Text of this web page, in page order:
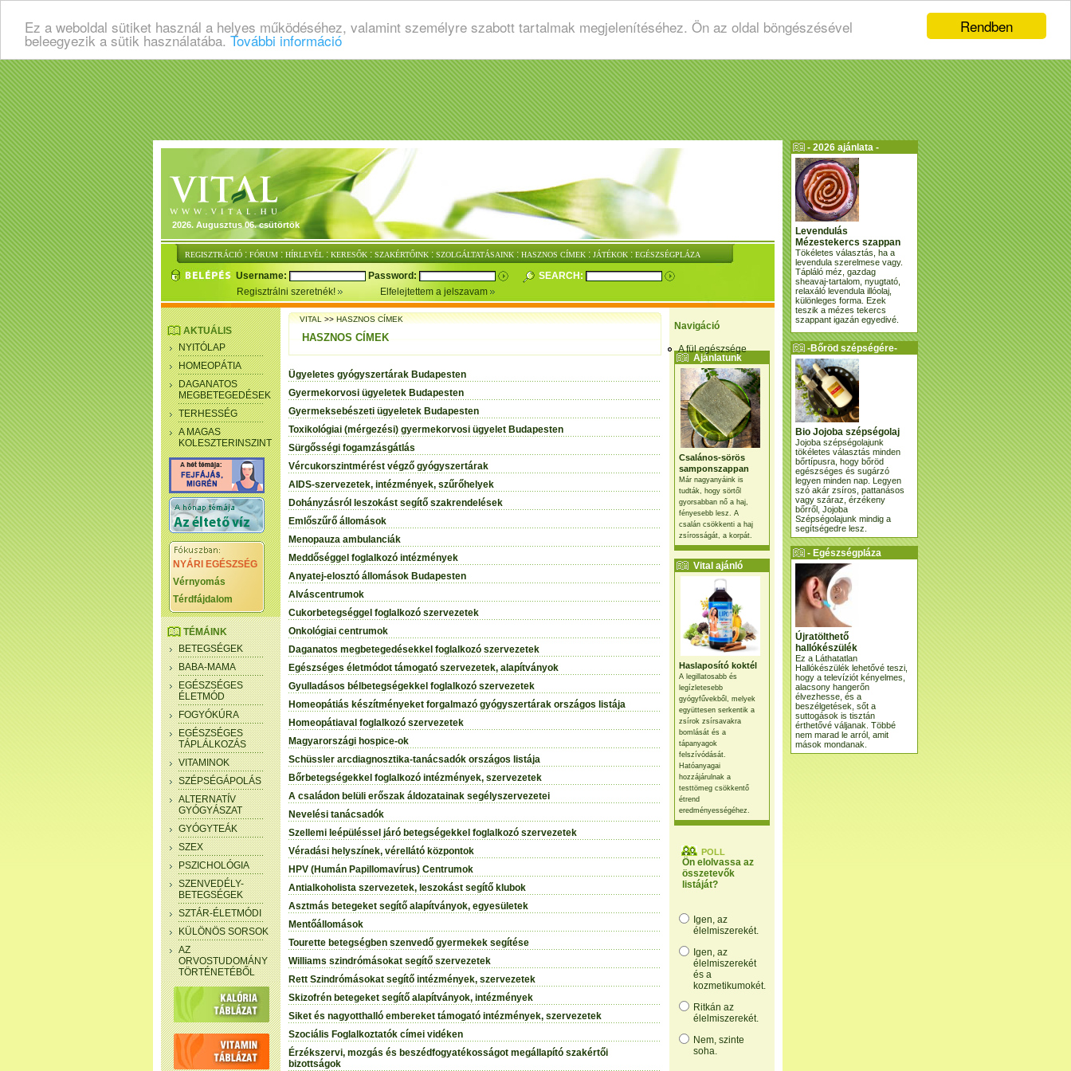
Rendben
Ez a weboldal sütiket használ a helyes működéséhez, valamint személyre szabott tartalmak megjelenítéséhez. Ön az oldal böngészésével
beleegyezik a sütik használatába. További információ
2026. Augusztus 06. csütörtök
REGISZTRÁCIÓ : FÓRUM : HÍRLEVÉL : KERESŐK : SZAKÉRTŐINK : SZOLGÁLTATÁSAINK : HASZNOS CÍMEK : JÁTÉKOK : EGÉSZSÉGPLÁZA
Username: Password:
SEARCH:
Regisztrálni szeretnék!
Elfelejtettem a jelszavam
Navigáció
A fül egészsége
Ajánlatunk
Csalános-sörös
samponszappan
Már nagyanyáink is
tudták, hogy sörtől
gyorsabban nő a haj,
fényesebb lesz. A
csalán csökkenti a haj
zsírosságát, a korpát.
Vital ajánló
Haslaposító koktél
A legillatosabb és
legízletesebb
gyógyfűvekből, melyek
együttesen serkentik a
zsírok zsírsavakra
bomlását és a
tápanyagok
felszívódását.
Hatóanyagai
hozzájárulnak a
testtömeg csökkentő
étrend
eredményességéhez.
POLL
Ön elolvassa az
összetevők
listáját?
Igen, az
élelmiszerekét.
Igen, az
élelmiszerekét
és a
kozmetikumokét.
Ritkán az
élelmiszerekét.
Nem, szinte
soha.
AKTUÁLIS
NYITÓLAP
HOMEOPÁTIA
DAGANATOS
MEGBETEGEDÉSEK
TERHESSÉG
A MAGAS
KOLESZTERINSZINT
NYÁRI EGÉSZSÉG
Vérnyomás
Térdfájdalom
TÉMÁINK
BETEGSÉGEK
BABA-MAMA
EGÉSZSÉGES
ÉLETMÓD
FOGYÓKÚRA
EGÉSZSÉGES
TÁPLÁLKOZÁS
VITAMINOK
SZÉPSÉGÁPOLÁS
ALTERNATÍV
GYÓGYÁSZAT
GYÓGYTEÁK
SZEX
PSZICHOLÓGIA
SZENVEDÉLY-
BETEGSÉGEK
SZTÁR-ÉLETMÓDI
KÜLÖNÖS SORSOK
AZ
ORVOSTUDOMÁNY
TÖRTÉNETÉBŐL
VITAL>>HASZNOS CÍMEK
HASZNOS CÍMEK
Ügyeletes gyógyszertárak Budapesten
Gyermekorvosi ügyeletek Budapesten
Gyermeksebészeti ügyeletek Budapesten
Toxikológiai (mérgezési) gyermekorvosi ügyelet Budapesten
Sürgősségi fogamzásgátlás
Vércukorszintmérést végző gyógyszertárak
AIDS-szervezetek, intézmények, szűrőhelyek
Dohányzásról leszokást segítő szakrendelések
Emlőszűrő állomások
Menopauza ambulanciák
Meddőséggel foglalkozó intézmények
Anyatej-elosztó állomások Budapesten
Alváscentrumok
Cukorbetegséggel foglalkozó szervezetek
Onkológiai centrumok
Daganatos megbetegedésekkel foglalkozó szervezetek
Egészséges életmódot támogató szervezetek, alapítványok
Gyulladásos bélbetegségekkel foglalkozó szervezetek
Homeopátiás készítményeket forgalmazó gyógyszertárak országos listája
Homeopátiaval foglalkozó szervezetek
Magyarországi hospice-ok
Schüssler arcdiagnosztika-tanácsadók országos listája
Bőrbetegségekkel foglalkozó intézmények, szervezetek
A családon belüli erőszak áldozatainak segélyszervezetei
Nevelési tanácsadók
Szellemi leépüléssel járó betegségekkel foglalkozó szervezetek
Véradási helyszínek, vérellátó központok
HPV (Humán Papillomavírus) Centrumok
Antialkoholista szervezetek, leszokást segítő klubok
Asztmás betegeket segítő alapítványok, egyesületek
Mentőállomások
Tourette betegségben szenvedő gyermekek segítése
Williams szindrómásokat segítő szervezetek
Rett Szindrómásokat segítő intézmények, szervezetek
Skizofrén betegeket segítő alapítványok, intézmények
Siket és nagyotthalló embereket támogató intézmények, szervezetek
Szociális Foglalkoztatók címei vidéken
Érzékszervi, mozgás és beszédfogyatékosságot megállapító szakértői
bizottságok
- 2026 ajánlata -
Levendulás
Mézestekercs szappan
Tökéletes választás, ha a
levendula szerelmese vagy.
Tápláló méz, gazdag
sheavaj-tartalom, nyugtató,
relaxáló levendula illóolaj,
különleges forma. Ezek
teszik a mézes tekercs
szappant igazán egyedivé.
-Bőröd szépségére-
Bio Jojoba szépségolaj
Jojoba szépségolajunk
tökéletes választás minden
bőrtípusra, hogy bőröd
egészséges és sugárzó
legyen minden nap. Legyen
szó akár zsíros, pattanásos
vagy száraz, érzékeny
bőrről, Jojoba
Szépségolajunk mindig a
segítségedre lesz.
- Egészségpláza
ajánlatunk -
Újratölthető
hallókészülék
Ez a Láthatatlan
Hallókészülék lehetővé teszi,
hogy a televíziót kényelmes,
alacsony hangerőn
élvezhesse, és a
beszélgetések, sőt a
suttogások is tisztán
érthetővé váljanak. Többé
nem marad le arról, amit
mások mondanak.